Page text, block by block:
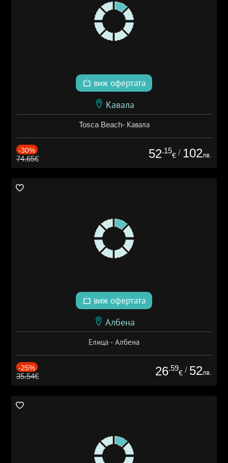
виж офертата
Кавала
Tosca Beach- Кавала
-30%
74.65€ 52.15
€ / 102лв.
виж офертата
Албена
Елица - Албена
-25%
35.54€ 26.59
€ / 52лв.